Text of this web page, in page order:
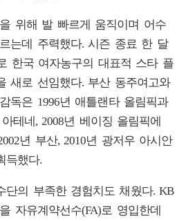
위해 발 빠르게 움직이며 어수
는데 주력했다. 시즌 종료 한 달
한국 여자농구의 대표적 스타 플
새로 선임했다. 부산 동주여고와
독은 1996년 애틀랜타 올림픽과
테네, 2008년 베이징 올림픽에
년 부산, 2010년 광저우 아시안
득했다.
단의 부족한 경험치도 채웠다. KB
자유계약선수(FA)로 영입한데